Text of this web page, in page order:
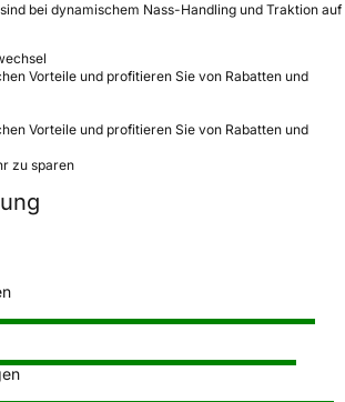
bei dynamischem Nass-Handling und Traktion auf
Vorteile und profitieren Sie von Rabatten und
Vorteile und profitieren Sie von Rabatten und
zu sparen